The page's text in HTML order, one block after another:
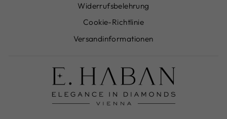
Widerrufsbelehrung
Cookie-Richtlinie
Versandinformationen